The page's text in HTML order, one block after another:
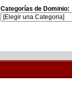
Categorías de Dominio: